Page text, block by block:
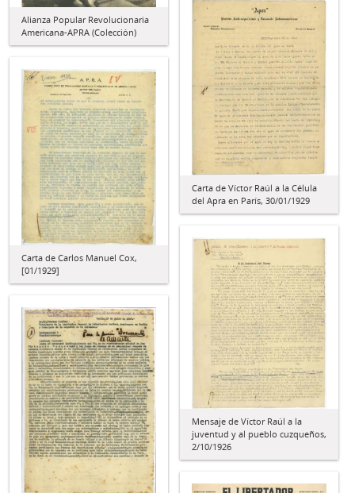
Alianza Popular Revolucionaria
Americana-APRA (Colección)
Carta de Víctor Raúl a la Célula
del Apra en París, 30/01/1929
Carta de Carlos Manuel Cox,
[01/1929]
Mensaje de Víctor Raúl a la
juventud y al pueblo cuzqueños,
2/10/1926